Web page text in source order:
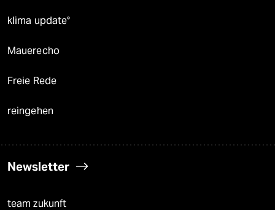
klima update°
Mauerecho
Freie Rede
reingehen
Newsletter
team zukunft